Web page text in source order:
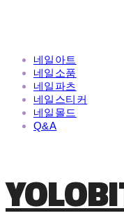
네일아트
네일소품
네일파츠
네일스티커
네일몰드
Q&A